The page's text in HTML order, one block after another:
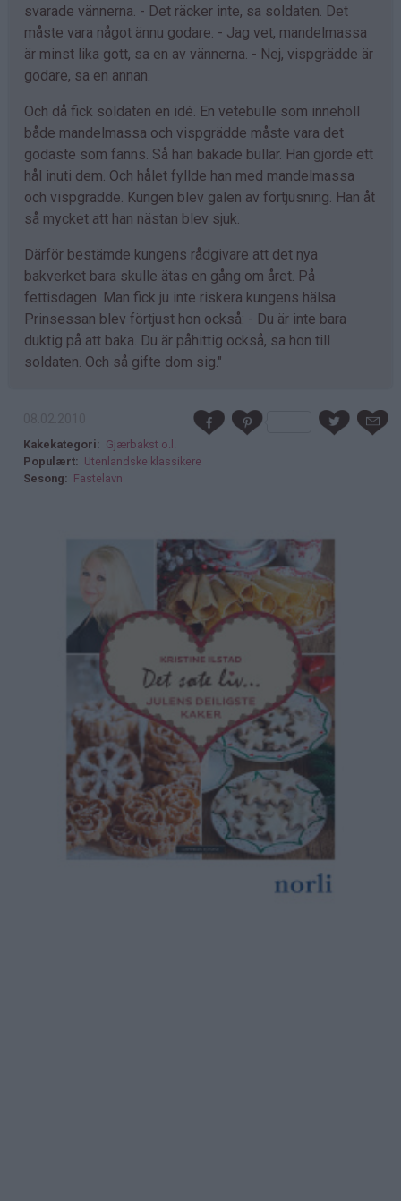
svarade vännerna. - Det räcker inte, sa soldaten. Det
måste vara något ännu godare. - Jag vet, mandelmassa
är minst lika gott, sa en av vännerna. - Nej, vispgrädde är
godare, sa en annan.
Och då fick soldaten en idé. En vetebulle som innehöll
både mandelmassa och vispgrädde måste vara det
godaste som fanns. Så han bakade bullar. Han gjorde ett
hål inuti dem. Och hålet fyllde han med mandelmassa
och vispgrädde. Kungen blev galen av förtjusning. Han åt
så mycket att han nästan blev sjuk.
Därför bestämde kungens rådgivare att det nya
bakverket bara skulle ätas en gång om året. På
fettisdagen. Man fick ju inte riskera kungens hälsa.
Prinsessan blev förtjust hon också: - Du är inte bara
duktig på att baka. Du är påhittig också, sa hon till
soldaten. Och så gifte dom sig."
Kakekategori
Gjærbakst o.l.
Populært
Utenlandske klassikere
Sesong
Fastelavn